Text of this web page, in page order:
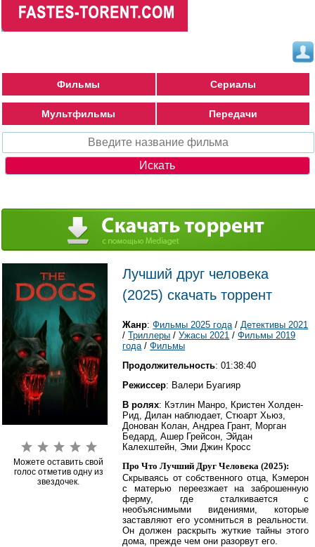
Фильмы Сериалы
Мультфильмы Передачи
Можете оставить свой
голос отметив одну из
звездочек.
Лучший друг человека
(2025) скачать торрент
Жанр:Фильмы 2025 года/Детективы 2021
/Триллеры /Ужасы 2021 /Фильмы 2019
года/Фильмы
Продолжительность: 01:38:40
Режиссер: Валери Буагияр
В ролях: Кэтлин Манро, Кристен Холден-
Рид, Дилан наблюдает, Стюарт Хьюз,
Донован Колан, Андреа Грант, Морган
Бедард, Ашер Грейсон, Эйдан
Калехштейн, Эми Джин Кросс
Про Что Лучший Друг Человека (2025):
Скрываясь от собственного отца, Кэмерон
с матерью переезжает на заброшенную
ферму, где сталкивается с
необъяснимыми видениями, которые
заставляют его усомниться в реальности.
Он должен раскрыть жуткие тайны этого
дома, прежде чем они разорвут его.